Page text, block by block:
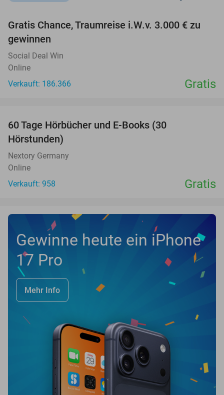
Gratis Chance, Traumreise i.W.v. 3.000 € zu
gewinnen
Social Deal Win
Online
Verkauft: 186.366
Gratis
60 Tage Hörbücher und E-Books (30
Hörstunden)
Nextory Germany
Online
Verkauft: 958
Gratis
Gewinne heute ein iPhone
17 Pro
Mehr Info